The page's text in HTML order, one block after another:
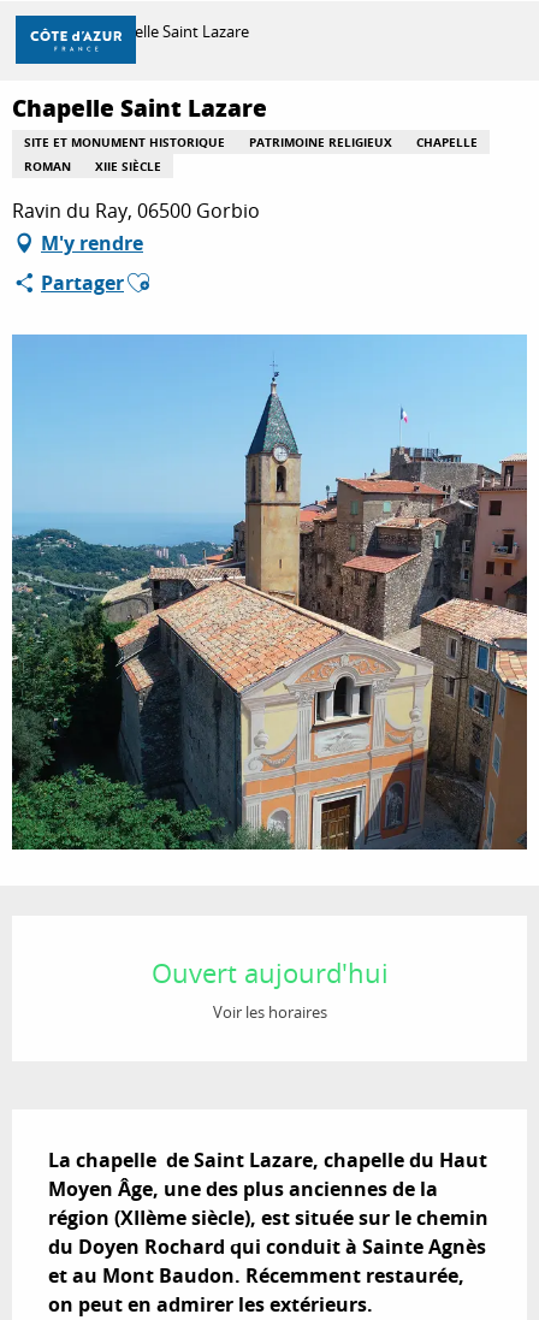
Aller
contenu
principal
DÉCOUVRIR
À FAIRE
SÉJOURNER
Accueil Chapelle Saint Lazare
Chapelle Saint Lazare
SITE ET MONUMENT HISTORIQUE PATRIMOINE RELIGIEUX
CHAPELLE
ROMAN
XIIE SIÈCLE
Ravin du Ray, 06500 Gorbio
M'y rendre
PartagerAjouter aux favoris
Ouvert aujourd'hui
Voir les horaires
La chapelle  de Saint Lazare, chapelle du Haut
Moyen Âge, une des plus anciennes de la
région (XIIème siècle), est située sur le chemin
du Doyen Rochard qui conduit à Sainte Agnès
et au Mont Baudon. Récemment restaurée,
on peut en admirer les extérieurs.